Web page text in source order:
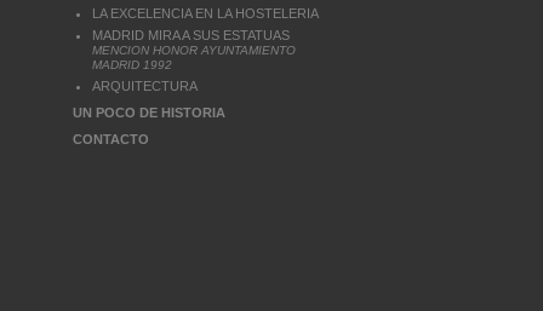
LA EXCELENCIA EN LA HOSTELERIA
MADRID MIRA A SUS ESTATUAS
MENCION HONOR AYUNTAMIENTO
MADRID 1992
ARQUITECTURA
UN POCO DE HISTORIA
CONTACTO